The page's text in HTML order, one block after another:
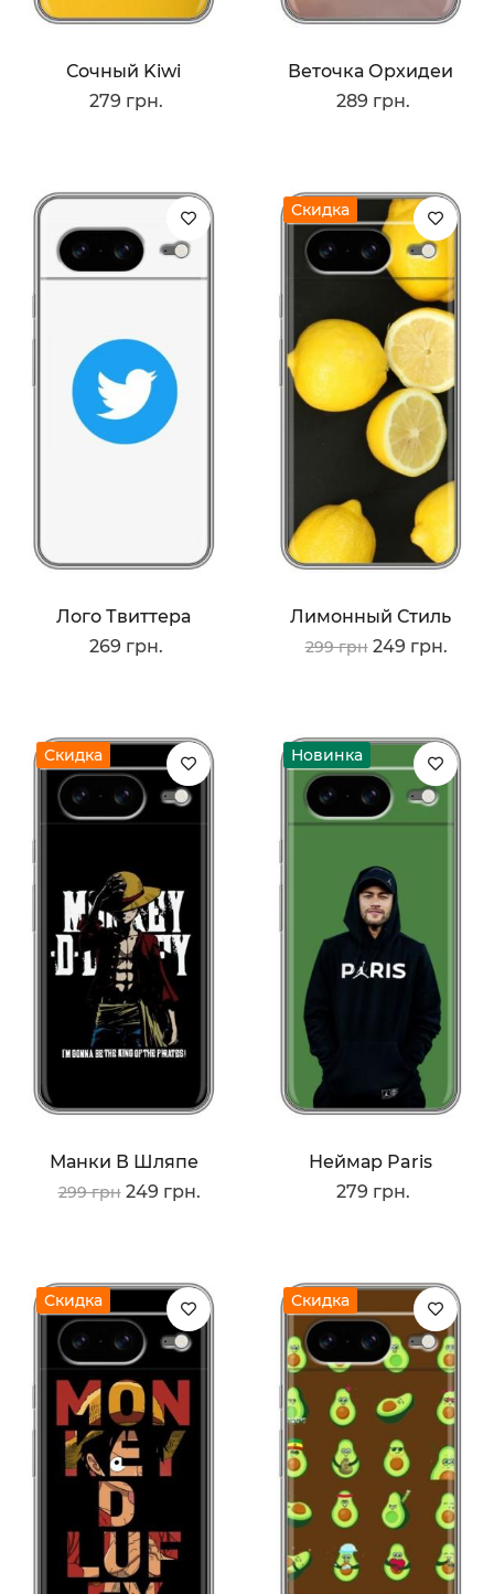
Сочный Kiwi
279 грн.
Веточка Орхидеи
289 грн.
Лого Твиттера
269 грн.
Скидка
Лимонный Стиль
299 грн 249 грн.
Скидка
Манки В Шляпе
299 грн 249 грн.
Новинка
Неймар Paris
279 грн.
Скидка Скидка